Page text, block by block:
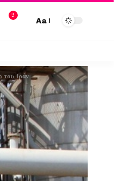
9
Aa
του Ιράν